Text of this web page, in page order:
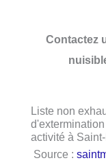
Contactez
Liste non
activité à
Source :